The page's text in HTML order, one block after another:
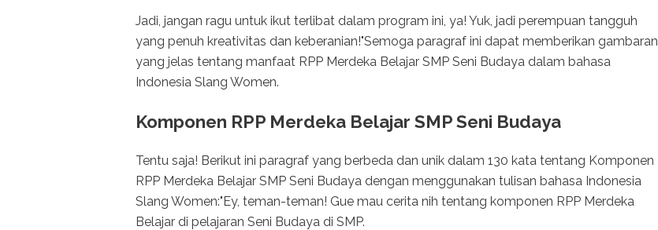
Jadi, jangan ragu untuk ikut terlibat dalam program ini, ya! Yuk, jadi perempuan tangguh
yang penuh kreativitas dan keberanian!"Semoga paragraf ini dapat memberikan gambaran
yang jelas tentang manfaat RPP Merdeka Belajar SMP Seni Budaya dalam bahasa
Indonesia Slang Women.
Komponen RPP Merdeka Belajar SMP Seni Budaya
Tentu saja! Berikut ini paragraf yang berbeda dan unik dalam 130 kata tentang Komponen
RPP Merdeka Belajar SMP Seni Budaya dengan menggunakan tulisan bahasa Indonesia
Slang Women:"Ey, teman-teman! Gue mau cerita nih tentang komponen RPP Merdeka
Belajar di pelajaran Seni Budaya di SMP.